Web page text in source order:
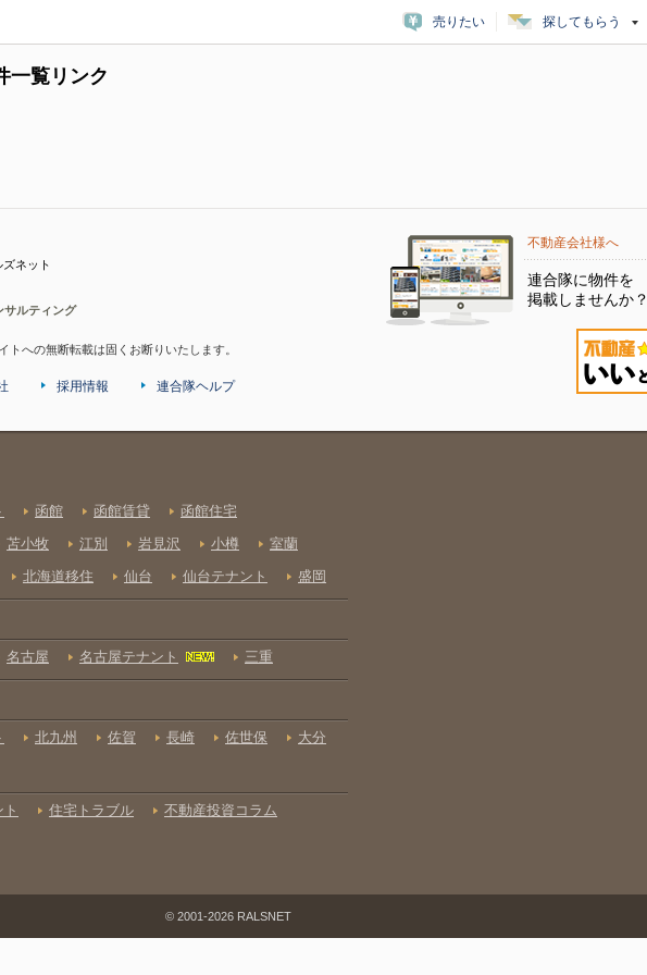
売りたい 探してもらう
一覧リンク
ネット
サルティング
への無断転載は固くお断りいたします。
不動産会社様へ
連合隊に物件を
掲載しませんか？
採用情報 連合隊ヘルプ
© 2001-2026 RALSNET